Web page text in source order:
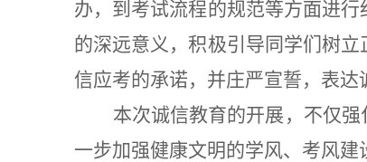
办，到考试流程的规范等方面进
的深远意义，积极引导同学们树
信应考的承诺，并庄严宣誓，表达
本次诚信教育的开展，不仅
一步加强健康文明的学风、考风建